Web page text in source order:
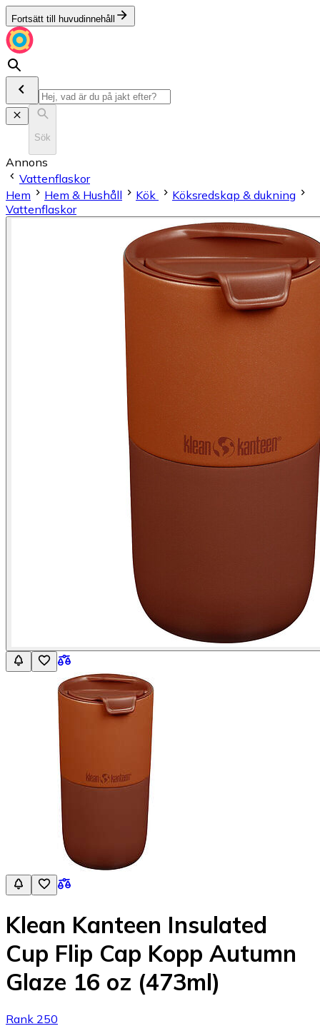
Fortsätt till huvudinnehåll
Sök
Annons
Vattenflaskor
Hem
Hem & Hushåll Kök
Köksredskap & dukning
Vattenflaskor
Klean Kanteen Insulated
Cup Flip Cap Kopp Autumn
Glaze 16 oz (473ml)
Rank 250